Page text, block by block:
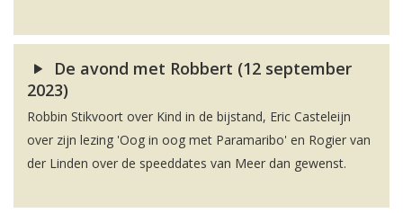
De avond met Robbert (12 september
2023)
Robbin Stikvoort over Kind in de bijstand, Eric Casteleijn
over zijn lezing 'Oog in oog met Paramaribo' en Rogier van
der Linden over de speeddates van Meer dan gewenst.